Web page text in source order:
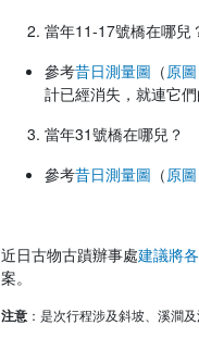
當年11-17號橋在哪兒
參考昔日測量圖 （原圖
計已經消失，就連它
當年31號橋在哪兒？
參考昔日測量圖 （原圖
近日古物古蹟辦事處建議將
案。
注意：是次行程涉及斜坡、溪澗